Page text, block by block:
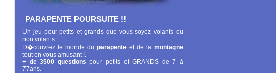
PARAPENTE POURSUITE !!
Un jeu pour petits et grands que vous soyez volants ou
non volants.
D�couvrez le monde du parapente et de la montagne
tout en vous amusant !.
+ de 3500 questions pour petits et GRANDS de 7 à
77ans.